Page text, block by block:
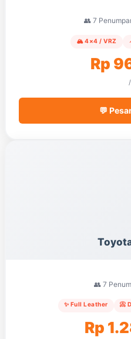
👥 7
🏔️ 4×4 / VRZ
Rp
💬
👥 7
✨ Full Leather 📀
Rp